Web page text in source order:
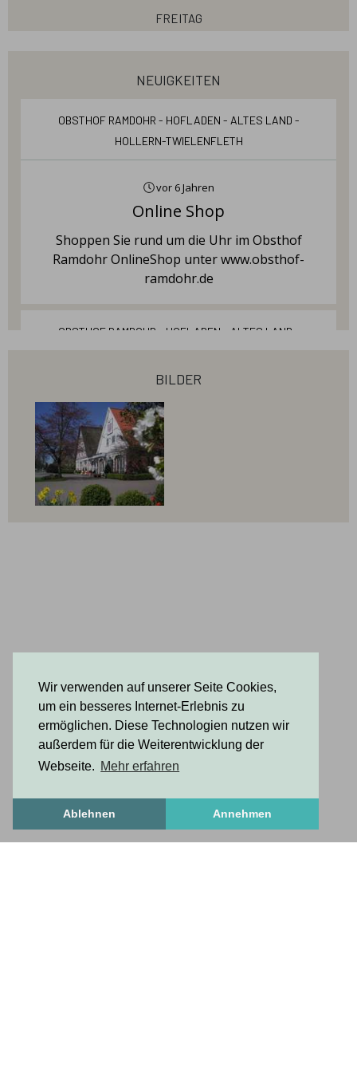
Wir verwenden auf unserer Seite Cookies,
um ein besseres Internet-Erlebnis zu
ermöglichen. Diese Technologien nutzen wir
außerdem für die Weiterentwicklung der
Webseite. Mehr erfahren
Ablehnen Annehmen
Freitag
08:00 - 18:00
Sonntag
10:0 - 17:00
neuigkeiten
Obsthof Ramdohr - Hofladen - Altes Land -
Hollern-Twielenfleth
vor 6 Jahren
Online Shop
Shoppen Sie rund um die Uhr im Obsthof
Ramdohr OnlineShop unter www.obsthof-
ramdohr.de
Obsthof Ramdohr - Hofladen - Altes Land -
vor 6 Jahren
Winteröffnungzeiten
In den Wintermonaten bleibt unser Hofladen
am Sonntag und Montag geschlossen.
Informieren Sie sich über unsere Homepage
www.obsthof-ramdohr.de oder bei Google über
bilder